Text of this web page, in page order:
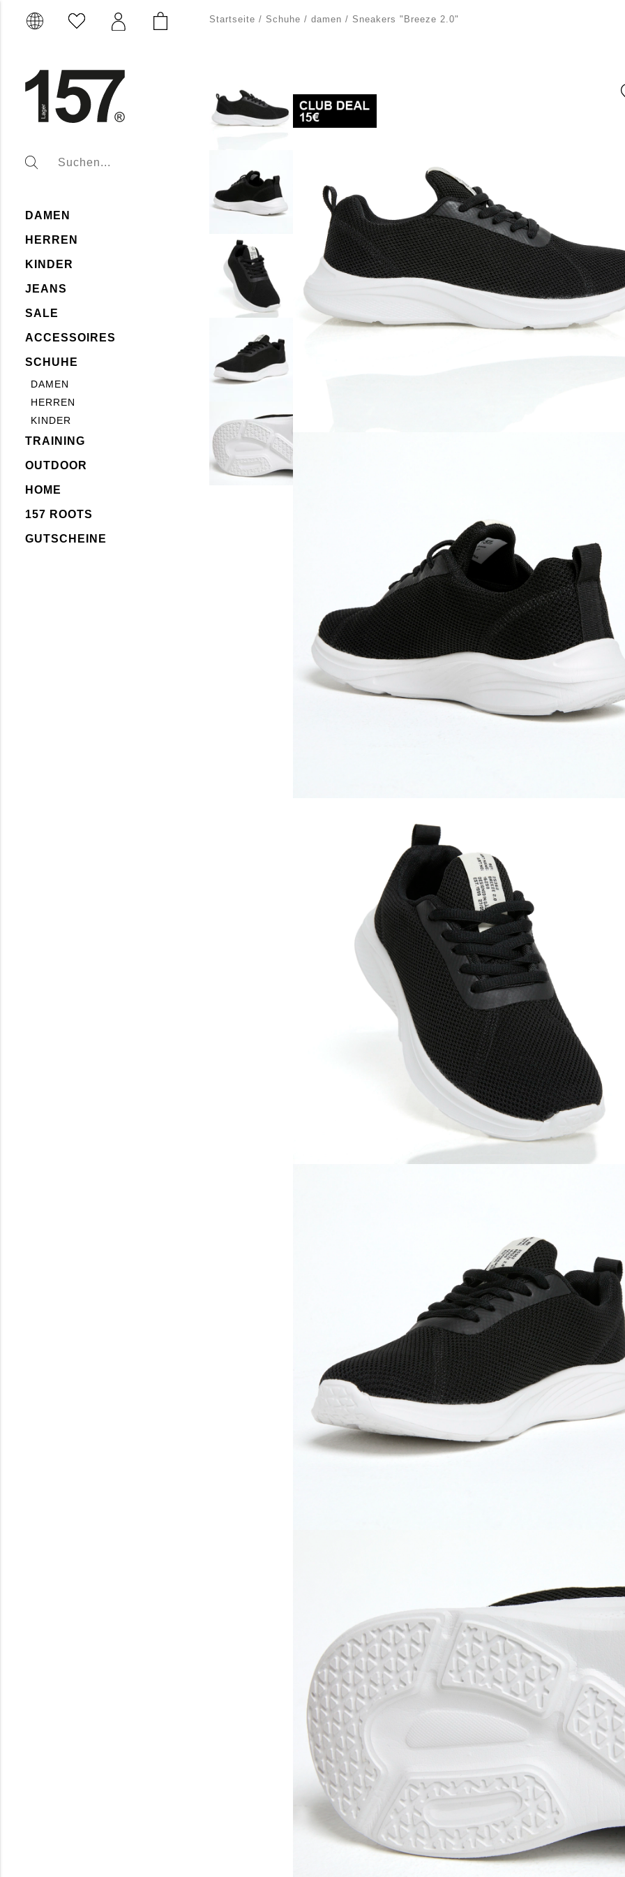
DAMEN
HERREN
KINDER
JEANS
SALE
ACCESSOIRES
SCHUHE
DAMEN
HERREN
KINDER
TRAINING
OUTDOOR
HOME
157 ROOTS
GUTSCHEINE
Startseite / Schuhe / damen / Sneakers "Breeze 2.0"